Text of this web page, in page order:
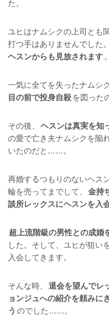
た。
ユヒはナムシクの上司とも
打つ手はありませんでした
ヘスンからも見放されます 。
一気に全てを失ったナムシク
目の前で投身自殺 を図った
その後、 ヘスンは真実を知
の愛で亡き夫ナムシクを陥
いたのだと……。
再婚するつもりのないヘス
輪を売ってまでして、
金持
談所レックスにヘスンを入
超上流階級の男性との成婚
した。そして、ユヒが狙い
入会してきます。
そんな時、
退会を望んでレ
ョンジュへの紹介を頼みに
う のでした……。